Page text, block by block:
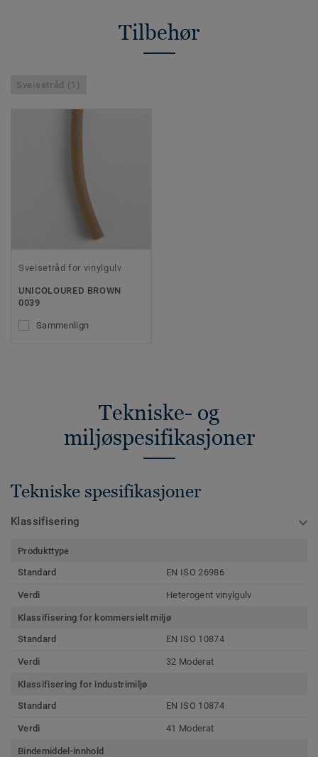
Tilbehør
Sveisetråd (1)
Sveisetråd for vinylgulv
UNICOLOURED BROWN
0039
Sammenlign
Tekniske- og
miljøspesifikasjoner
Tekniske spesifikasjoner
Klassifisering
Produkttype
Standard
EN ISO 26986
Verdi Heterogent vinylgulv
Klassifisering for kommersielt miljø
Standard
EN ISO 10874
Verdi 32 Moderat
Klassifisering for industrimiljø
Standard
EN ISO 10874
Verdi 41 Moderat
Bindemiddel-innhold